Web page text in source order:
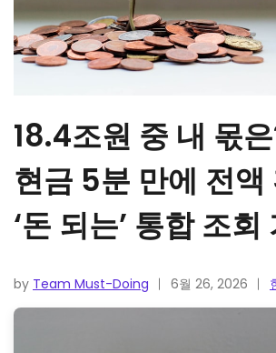
18.4조원 중 내 몫
현금 5분 만에 전액
‘돈 되는’ 통합 조회
by Team Must-Doing 6월 26, 2026